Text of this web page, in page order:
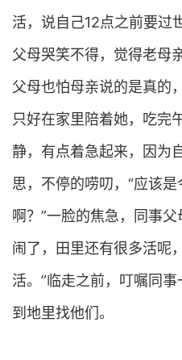
活，说自己12点之前要过
父母哭笑不得，觉得老母
父母也怕母亲说的是真的
只好在家里陪着她，吃完
静，有点着急起来，因为
思，不停的唠叨，“应该
啊？”一脸的焦急，同事
闹了，田里还有很多活呢
活。”临走之前，叮嘱同
到地里找他们。